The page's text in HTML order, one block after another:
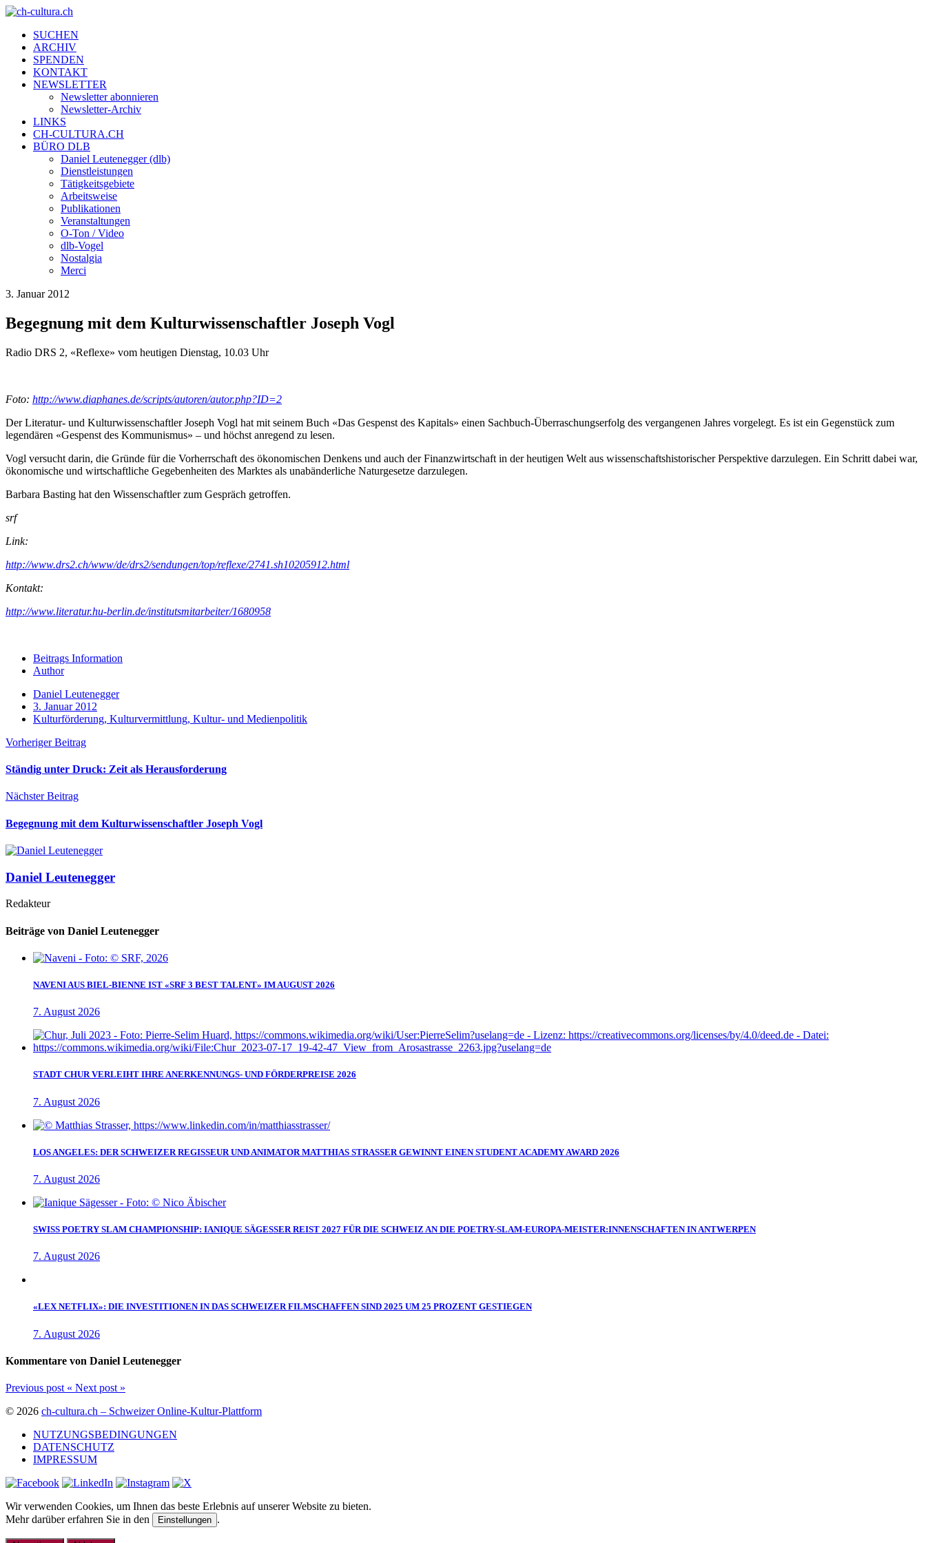
SUCHEN
ARCHIV
SPENDEN
KONTAKT
NEWSLETTER
Newsletter abonnieren
Newsletter-Archiv
LINKS
CH-CULTURA.CH
BÜRO DLB
Daniel Leutenegger (dlb)
Dienstleistungen
Tätigkeitsgebiete
Arbeitsweise
Publikationen
Veranstaltungen
O-Ton / Video
dlb-Vogel
Nostalgia
Merci
3. Januar 2012
Begegnung mit dem Kulturwissenschaftler Joseph Vogl
Radio DRS 2, «Reflexe» vom heutigen Dienstag, 10.03 Uhr
Foto: http://www.diaphanes.de/scripts/autoren/autor.php?ID=2
Der Literatur- und Kulturwissenschaftler Joseph Vogl hat mit seinem Buch «Das Gespenst des Kapitals» einen Sachbuch-Überraschungserfolg des vergangenen Jahres vorgelegt. Es ist ein Gegenstück zum
legendären «Gespenst des Kommunismus» – und höchst anregend zu lesen.
Vogl versucht darin, die Gründe für die Vorherrschaft des ökonomischen Denkens und auch der Finanzwirtschaft in der heutigen Welt aus wissenschaftshistorischer Perspektive darzulegen. Ein Schritt dabei war,
ökonomische und wirtschaftliche Gegebenheiten des Marktes als unabänderliche Naturgesetze darzulegen.
Barbara Basting hat den Wissenschaftler zum Gespräch getroffen.
srf
Link:
http://www.drs2.ch/www/de/drs2/sendungen/top/reflexe/2741.sh10205912.html
Kontakt:
http://www.literatur.hu-berlin.de/institutsmitarbeiter/1680958
Beitrags Information
Author
Daniel Leutenegger
3. Januar 2012
Kulturförderung, Kulturvermittlung, Kultur- und Medienpolitik
Vorheriger Beitrag
Ständig unter Druck: Zeit als Herausforderung
Nächster Beitrag
Begegnung mit dem Kulturwissenschaftler Joseph Vogl
Daniel Leutenegger
Redakteur
Beiträge von Daniel Leutenegger
NAVENI AUS BIEL-BIENNE IST «SRF 3 BEST TALENT» IM AUGUST 2026
7. August 2026
STADT CHUR VERLEIHT IHRE ANERKENNUNGS- UND FÖRDERPREISE 2026
7. August 2026
LOS ANGELES: DER SCHWEIZER REGISSEUR UND ANIMATOR MATTHIAS STRASSER GEWINNT EINEN STUDENT ACADEMY AWARD 2026
7. August 2026
SWISS POETRY SLAM CHAMPIONSHIP: IANIQUE SÄGESSER REIST 2027 FÜR DIE SCHWEIZ AN DIE POETRY-SLAM-EUROPA-MEISTER:INNENSCHAFTEN IN ANTWERPEN
7. August 2026
«LEX NETFLIX»: DIE INVESTITIONEN IN DAS SCHWEIZER FILMSCHAFFEN SIND 2025 UM 25 PROZENT GESTIEGEN
7. August 2026
Kommentare von Daniel Leutenegger
Previous post « Next post »
© 2026 ch-cultura.ch – Schweizer Online-Kultur-Plattform
NUTZUNGSBEDINGUNGEN
DATENSCHUTZ
IMPRESSUM
Wir verwenden Cookies, um Ihnen das beste Erlebnis auf unserer Website zu bieten.
Mehr darüber erfahren Sie in den
Einstellungen .